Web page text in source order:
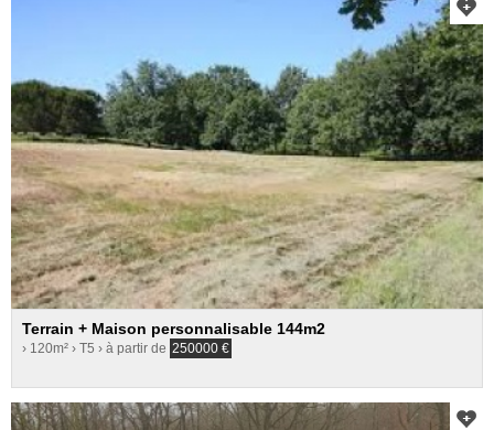
Terrain + Maison personnalisable 144m2
› 120m² › T5 › à partir de 250000 €